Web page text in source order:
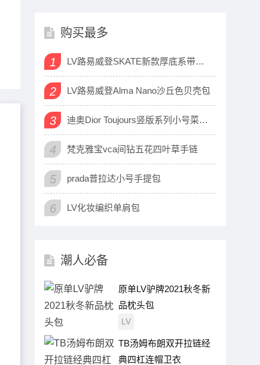
购买最多
1 LV路易威登SKATE新款厚底系带运动鞋
2 LV路易威登Alma Nano沙丘色贝壳包
3 迪奥Dior Toujours竖版系列小号菜篮子包
4 梵克雅宝vca间钻五花四叶草手链
5 prada普拉达小号手提包
6 LV化妆编织单肩包
潮人必备
原单LV驴牌2021秋冬新
品枕头包
LV
TB汤姆布朗双开拉链经
典四杠连帽卫衣